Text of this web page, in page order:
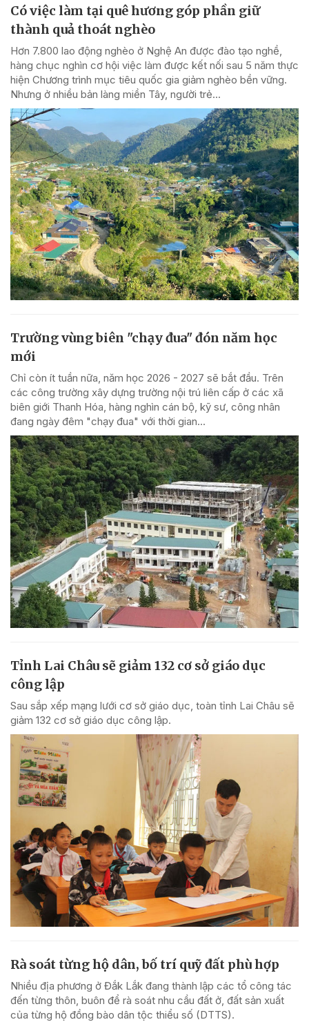
Có việc làm tại quê hương góp phần giữ
thành quả thoát nghèo
Hơn 7.800 lao động nghèo ở Nghệ An được đào tạo nghề,
hàng chục nghìn cơ hội việc làm được kết nối sau 5 năm thực
hiện Chương trình mục tiêu quốc gia giảm nghèo bền vững.
Nhưng ở nhiều bản làng miền Tây, người trẻ...
Trường vùng biên "chạy đua" đón năm học
mới
Chỉ còn ít tuần nữa, năm học 2026 - 2027 sẽ bắt đầu. Trên
các công trường xây dựng trường nội trú liên cấp ở các xã
biên giới Thanh Hóa, hàng nghìn cán bộ, kỹ sư, công nhân
đang ngày đêm "chạy đua" với thời gian...
Tỉnh Lai Châu sẽ giảm 132 cơ sở giáo dục
công lập
Sau sắp xếp mạng lưới cơ sở giáo dục, toàn tỉnh Lai Châu sẽ
giảm 132 cơ sở giáo dục công lập.
Rà soát từng hộ dân, bố trí quỹ đất phù hợp
Nhiều địa phương ở Đắk Lắk đang thành lập các tổ công tác
đến từng thôn, buôn để rà soát nhu cầu đất ở, đất sản xuất
của từng hộ đồng bào dân tộc thiểu số (DTTS).